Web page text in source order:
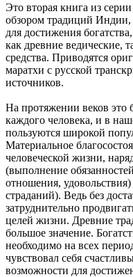
Это вторая книга из
обзором традиций Индии,
для достижения
как древние ведические,
средства. Приводятся
маратхи с русской
источников.
На протяжении веков это
каждого человека, и в
пользуются широкой
Материальное
человеческой жизни,
(выполнение
отношения,
страданий). Ведь без
затруднительно
целей жизни. Древние
большое значение.
необходимо на всех
чувствовал себя
возможности для